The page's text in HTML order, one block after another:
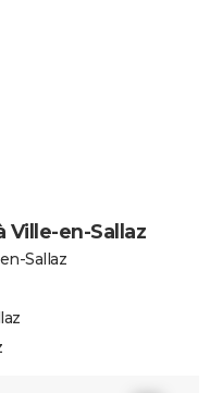
en-Sallaz
Sallaz